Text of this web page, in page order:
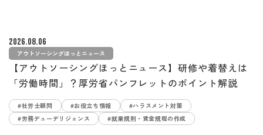
2026.08.06
アウトソーシングほっとニュース
【アウトソーシングほっとニュース】研修や着替えは
「労働時間」？厚労省パンフレットのポイント解説
#社労士顧問 #お役立ち情報
#ハラスメント対策
#労務デューデリジェンス
#就業規則・賃金規程の作成